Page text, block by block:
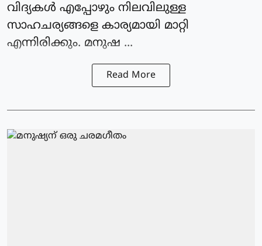
വിദ്യകള്‍ എപ്പോഴും നിലവിലുള്ള
സാഹചര്യങ്ങളെ കാര്യമായി മാറ്റി
എന്നിരിക്കും. മനുഷ ...
Read More